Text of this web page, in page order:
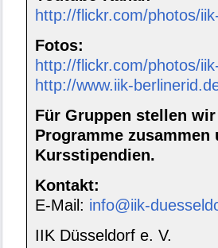
http://flickr.com/photos/
Fotos:
http://flickr.com/photos/
http://www.iik-
Für Gruppen stellen
Programme
Kursstipendien.
Kontakt:
E-Mail: info@iik-
IIK Düsseldorf e. V.